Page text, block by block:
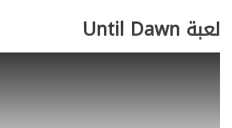
لعبة Until Dawn